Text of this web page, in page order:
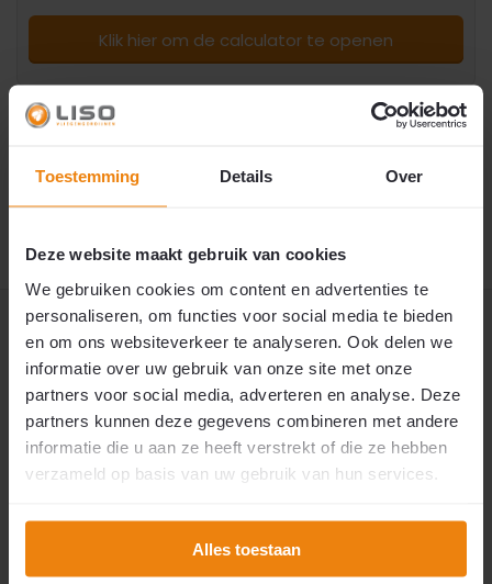
Toestemming Details Over
Deze website maakt gebruik van cookies
We gebruiken cookies om content en advertenties te
personaliseren, om functies voor social media te bieden
en om ons websiteverkeer te analyseren. Ook delen we
informatie over uw gebruik van onze site met onze
partners voor social media, adverteren en analyse. Deze
partners kunnen deze gegevens combineren met andere
informatie die u aan ze heeft verstrekt of die ze hebben
verzameld op basis van uw gebruik van hun services.
Alles toestaan
Klik hier om de calculator te openen
€89,95
bestelling binnen één tot twee werkdagen.
Productomschrijving
Specificaties
Delen